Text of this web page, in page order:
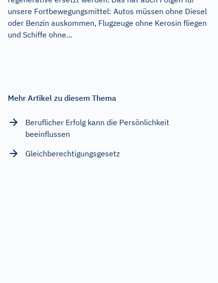
unsere Fortbewegungsmittel: Autos müssen ohne Diesel
oder Benzin auskommen, Flugzeuge ohne Kerosin fliegen
und Schiffe ohne...
Mehr Artikel zu diesem Thema
Beruflicher Erfolg kann die Persönlichkeit
beeinflussen
Gleichberechtigungsgesetz